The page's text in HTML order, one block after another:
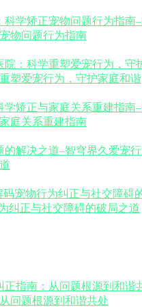
物问题行为指南
塑爱宠行为，守护家庭和谐
庭关系重建指南
纠正与社交障碍的破局之道
问题根源到和谐共处